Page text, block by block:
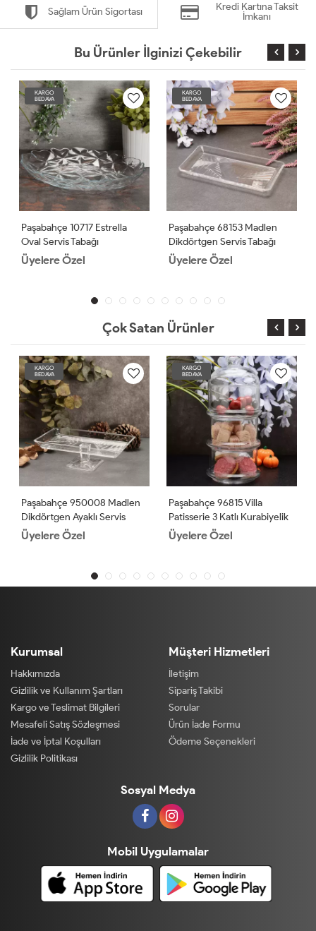
Sağlam Ürün Sigortası
Kredi Kartına Taksit
İmkanı
Bu Ürünler İlginizi Çekebilir
KARGO
BEDAVA
Paşabahçe 10717 Estrella
Oval Servis Tabağı
Üyelere Özel
KARGO
BEDAVA
Paşabahçe 68153 Madlen
Dikdörtgen Servis Tabağı
Üyelere Özel
Çok Satan Ürünler
KARGO
BEDAVA
Paşabahçe 950008 Madlen
Dikdörtgen Ayaklı Servis
Tabağı
Üyelere Özel
KARGO
BEDAVA
Paşabahçe 96815 Villa
Patisserie 3 Katlı Kurabiyelik
2'li
Üyelere Özel
Kurumsal
Hakkımızda
Gizlilik ve Kullanım Şartları
Kargo ve Teslimat Bilgileri
Mesafeli Satış Sözleşmesi
İade ve İptal Koşulları
Gizlilik Politikası
Müşteri Hizmetleri
İletişim
Sipariş Takibi
Sorular
Ürün İade Formu
Ödeme Seçenekleri
Sosyal Medya
Mobil Uygulamalar